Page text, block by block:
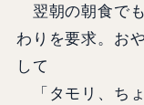
翌朝の朝食で
わりを要求。お
して
「タモリ、ち